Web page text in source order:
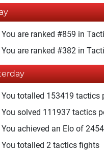
You are ranked #859 in
You are ranked #382 in
You totalled 153419 tactics
You solved 111937 tactics
You achieved an Elo of
You totalled 2 tactics fights